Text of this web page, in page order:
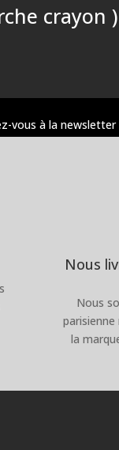
crayon )
vous à la
Nous
Nous
la